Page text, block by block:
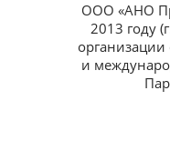
ООО «АНО
2013 году
организации
и